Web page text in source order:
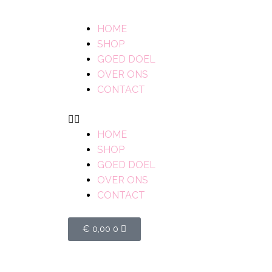
HOME
SHOP
GOED DOEL
OVER ONS
CONTACT
HOME
SHOP
GOED DOEL
OVER ONS
CONTACT
€ 0,00 0